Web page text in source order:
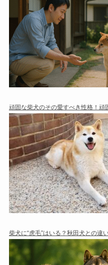
頑固な柴犬のその愛すべき性格！頑
柴犬に“虎毛”はいる？秋田犬との違